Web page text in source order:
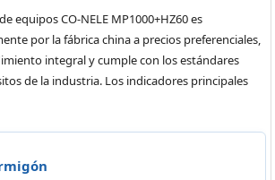
equipos CO-NELE MP1000+HZ60 es
por la fábrica china a precios preferenciales,
integral y cumple con los estándares
de la industria. Los indicadores principales